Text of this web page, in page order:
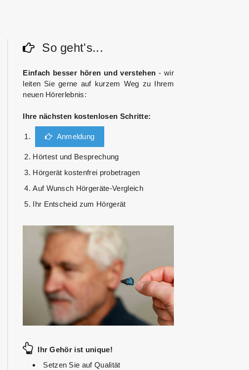
So geht's...
Einfach besser hören und verstehen - wir
leiten Sie gerne auf kurzem Weg zu Ihrem
neuen Hörerlebnis:
Ihre nächsten kostenlosen Schritte:
Anmeldung
Hörtest und Besprechung
Hörgerät kostenfrei probetragen
Auf Wunsch Hörgeräte-Vergleich
Ihr Entscheid zum Hörgerät
Ihr Gehör ist unique!
Setzen Sie auf Qualität